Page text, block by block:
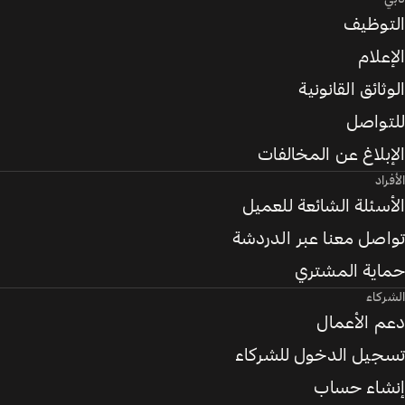
التوظيف
الإعلام
الوثائق القانونية
للتواصل
الإبلاغ عن المخالفات
الأفراد
الأسئلة الشائعة للعميل
تواصل معنا عبر الدردشة
حماية المشتري
الشركاء
دعم الأعمال
تسجيل الدخول للشركاء
إنشاء حساب